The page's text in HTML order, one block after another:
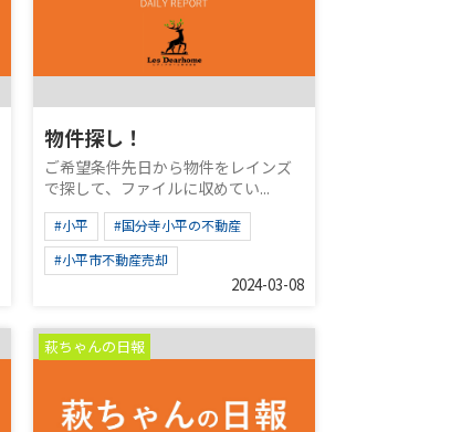
物件探し！
ご希望条件先日から物件をレインズ
で探して、ファイルに収めてい...
#小平
#国分寺小平の不動産
#小平市不動産売却
2024-03-08
萩ちゃんの日報